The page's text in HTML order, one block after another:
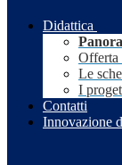
Didattica
Offerta
Le
I
Contatti
Innovazione